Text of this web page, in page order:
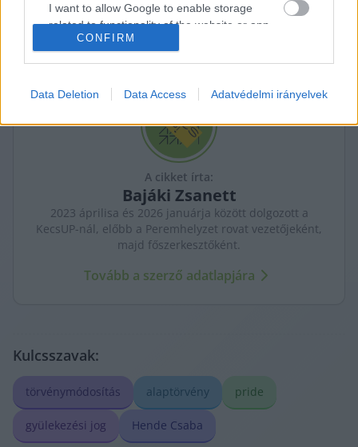
I want to allow Google to enable storage
related to functionality of the website or app.
related to security, including authentication
functionality and fraud prevention, and other
CONFIRM
Data Deletion Data Access Adatvédelmi irányelvek
A cikket írta:
Bajáki Zsanett
2023 áprilisa és 2026 januárja között dolgozott a
KecsUP-nál, előbb a Peremhelyzet rovat vezetőjeként,
majd főszerkesztőként.
Tovább a szerző adatlapjára
Kulcsszavak:
törvénymódosítás alaptörvény pride
gyülekezési jog Hende Csaba